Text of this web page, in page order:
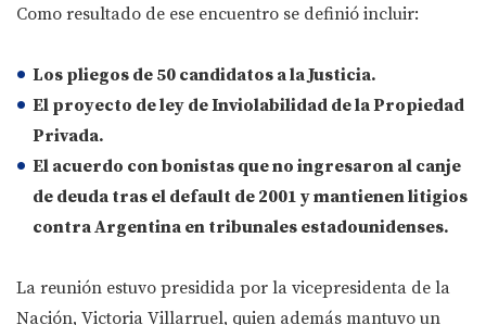
Como resultado de ese encuentro se definió incluir:
Los pliegos de 50 candidatos a la Justicia.
El proyecto de ley de Inviolabilidad de la Propiedad
Privada.
El acuerdo con bonistas que no ingresaron al canje
de deuda tras el default de 2001 y mantienen litigios
contra Argentina en tribunales estadounidenses.
La reunión estuvo presidida por la vicepresidenta de la
Nación, Victoria Villarruel, quien además mantuvo un